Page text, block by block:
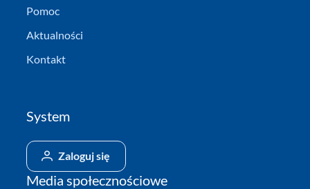
Pomoc
Aktualności
Kontakt
System
Zaloguj się
Media społecznościowe